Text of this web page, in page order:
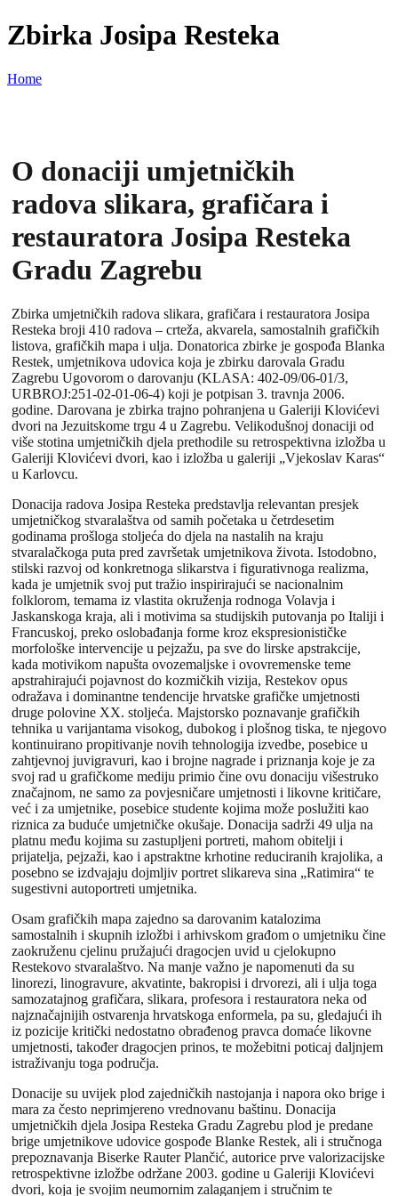
Zbirka Josipa Resteka
Home
O donaciji umjetničkih
radova slikara, grafičara i
restauratora Josipa Resteka
Gradu Zagrebu
Zbirka umjetničkih radova slikara, grafičara i restauratora Josipa
Resteka broji 410 radova – crteža, akvarela, samostalnih grafičkih
listova, grafičkih mapa i ulja. Donatorica zbirke je gospođa Blanka
Restek, umjetnikova udovica koja je zbirku darovala Gradu
Zagrebu Ugovorom o darovanju (KLASA: 402-09/06-01/3,
URBROJ:251-02-01-06-4) koji je potpisan 3. travnja 2006.
godine. Darovana je zbirka trajno pohranjena u Galeriji Klovićevi
dvori na Jezuitskome trgu 4 u Zagrebu. Velikodušnoj donaciji od
više stotina umjetničkih djela prethodile su retrospektivna izložba u
Galeriji Klovićevi dvori, kao i izložba u galeriji „Vjekoslav Karas“
u Karlovcu.
Donacija radova Josipa Resteka predstavlja relevantan presjek
umjetničkog stvaralaštva od samih početaka u četrdesetim
godinama prošloga stoljeća do djela na nastalih na kraju
stvaralačkoga puta pred završetak umjetnikova života. Istodobno,
stilski razvoj od konkretnoga slikarstva i figurativnoga realizma,
kada je umjetnik svoj put tražio inspirirajući se nacionalnim
folklorom, temama iz vlastita okruženja rodnoga Volavja i
Jaskanskoga kraja, ali i motivima sa studijskih putovanja po Italiji i
Francuskoj, preko oslobađanja forme kroz ekspresionističke
morfološke intervencije u pejzažu, pa sve do lirske apstrakcije,
kada motivikom napušta ovozemaljske i ovovremenske teme
apstrahirajući pojavnost do kozmičkih vizija, Restekov opus
odražava i dominantne tendencije hrvatske grafičke umjetnosti
druge polovine XX. stoljeća. Majstorsko poznavanje grafičkih
tehnika u varijantama visokog, dubokog i plošnog tiska, te njegovo
kontinuirano propitivanje novih tehnologija izvedbe, posebice u
zahtjevnoj juvigravuri, kao i brojne nagrade i priznanja koje je za
svoj rad u grafičkome mediju primio čine ovu donaciju višestruko
značajnom, ne samo za povjesničare umjetnosti i likovne kritičare,
već i za umjetnike, posebice studente kojima može poslužiti kao
riznica za buduće umjetničke okušaje. Donacija sadrži 49 ulja na
platnu među kojima su zastupljeni portreti, mahom obitelji i
prijatelja, pejzaži, kao i apstraktne krhotine reduciranih krajolika, a
posebno se izdvajaju dojmljiv portret slikareva sina „Ratimira“ te
sugestivni autoportreti umjetnika.
Osam grafičkih mapa zajedno sa darovanim katalozima
samostalnih i skupnih izložbi i arhivskom građom o umjetniku čine
zaokruženu cjelinu pružajući dragocjen uvid u cjelokupno
Restekovo stvaralaštvo. Na manje važno je napomenuti da su
linorezi, linogravure, akvatinte, bakropisi i drvorezi, ali i ulja toga
samozatajnog grafičara, slikara, profesora i restauratora neka od
najznačajnijih ostvarenja hrvatskoga enformela, pa su, gledajući ih
iz pozicije kritički nedostatno obrađenog pravca domaće likovne
umjetnosti, također dragocjen prinos, te možebitni poticaj daljnjem
istraživanju toga područja.
Donacije su uvijek plod zajedničkih nastojanja i napora oko brige i
mara za često neprimjereno vrednovanu baštinu. Donacija
umjetničkih djela Josipa Resteka Gradu Zagrebu plod je predane
brige umjetnikove udovice gospođe Blanke Restek, ali i stručnoga
prepoznavanja Biserke Rauter Plančić, autorice prve valorizacijske
retrospektivne izložbe održane 2003. godine u Galeriji Klovićevi
dvori, koja je svojim neumornim zalaganjem i stručnim te